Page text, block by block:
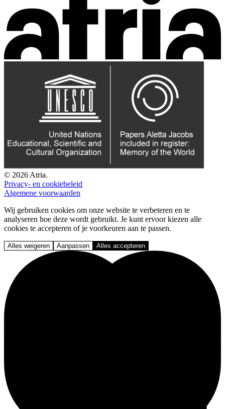
© 2026 Atria.
Privacy- en cookiebeleid
Algemene voorwaarden
Wij gebruiken cookies om onze website te verbeteren en te
analyseren hoe deze wordt gebruikt. Je kunt ervoor kiezen alle
cookies te accepteren of je voorkeuren aan te passen.
Alles weigeren Aanpassen Alles accepteren